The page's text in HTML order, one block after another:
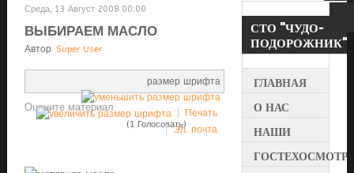
Среда, 13 Август 2008 00:00
ВЫБИРАЕМ МАСЛО
Автор Super User
размер шрифта
Печать
Эл. почта
Оцените материал
(1 Голосовать)
СТО "ЧУДО-
ПОДОРОЖНИК"
ГЛАВНАЯ
О НАС
НАШИ
ГОСТЕХОСМОТР